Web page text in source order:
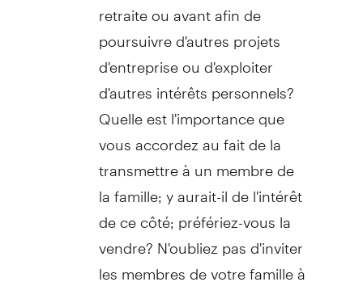
retraite ou avant afin de
poursuivre d'autres projets
d'entreprise ou d'exploiter
d'autres intérêts personnels?
Quelle est l'importance que
vous accordez au fait de la
transmettre à un membre de
la famille; y aurait-il de l'intérêt
de ce côté; préfériez-vous la
vendre? N'oubliez pas d'inviter
les membres de votre famille à